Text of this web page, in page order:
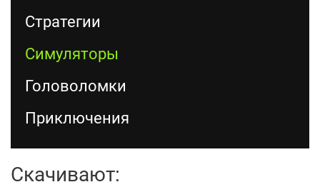
Стратегии
Симуляторы
Головоломки
Приключения
Скачивают: